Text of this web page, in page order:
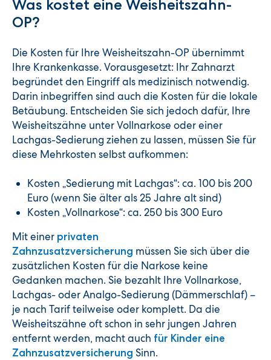
Was kostet eine Weisheitszahn-
OP?
Die Kosten für Ihre Weisheitszahn-OP übernimmt
Ihre Krankenkasse. Vorausgesetzt: Ihr Zahnarzt
begründet den Eingriff als medizinisch notwendig.
Darin inbegriffen sind auch die Kosten für die lokale
Betäubung. Entscheiden Sie sich jedoch dafür, Ihre
Weisheitszähne unter Vollnarkose oder einer
Lachgas-Sedierung ziehen zu lassen, müssen Sie für
diese Mehrkosten selbst aufkommen:
Kosten „Sedierung mit Lachgas“: ca. 100 bis 200
Euro (wenn Sie älter als 25 Jahre alt sind)
Kosten „Vollnarkose“: ca. 250 bis 300 Euro
Mit einer privaten
Zahnzusatzversicherung müssen Sie sich über die
zusätzlichen Kosten für die Narkose keine
Gedanken machen. Sie bezahlt Ihre Vollnarkose,
Lachgas- oder Analgo-Sedierung (Dämmerschlaf) –
je nach Tarif teilweise oder komplett. Da die
Weisheitszähne oft schon in sehr jungen Jahren
entfernt werden, macht auch für Kinder eine
Zahnzusatzversicherung Sinn.